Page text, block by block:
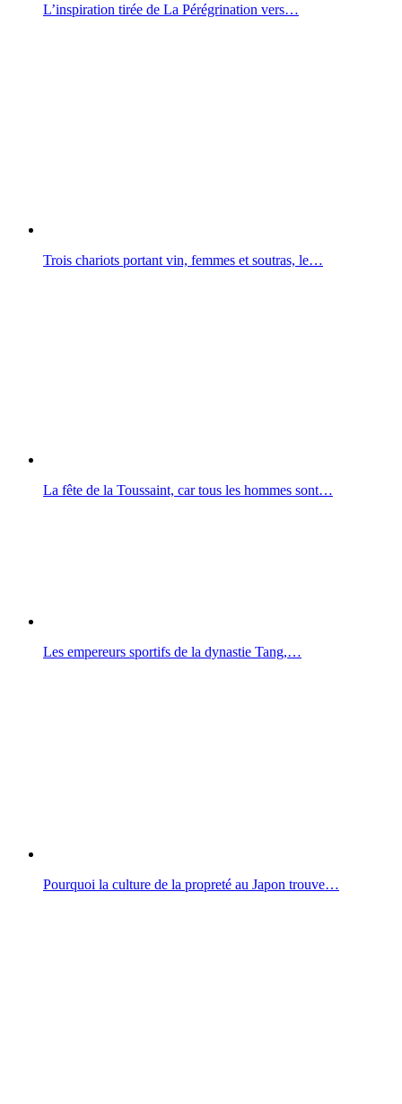
L’inspiration tirée de La Pérégrination vers…
Trois chariots portant vin, femmes et soutras, le…
La fête de la Toussaint, car tous les hommes sont…
Les empereurs sportifs de la dynastie Tang,…
Pourquoi la culture de la propreté au Japon trouve…